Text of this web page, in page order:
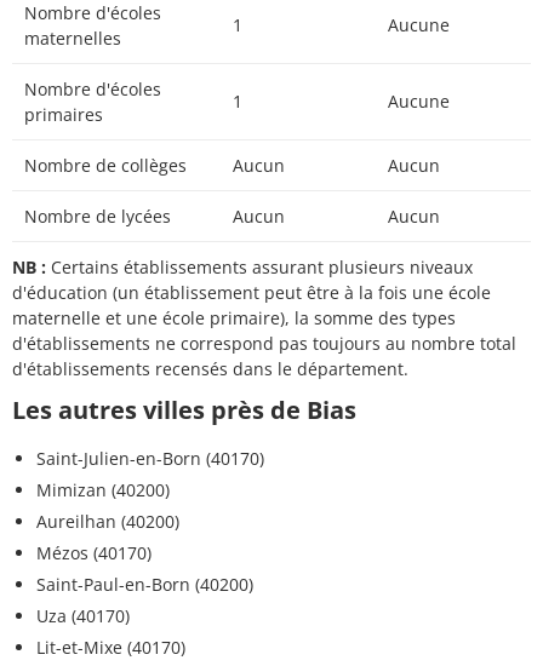
Nombre d'écoles
maternelles
1 Aucune
Nombre d'écoles
primaires
1 Aucune
Nombre de collèges Aucun Aucun
Nombre de lycées Aucun Aucun
NB : Certains établissements assurant plusieurs niveaux
d'éducation (un établissement peut être à la fois une école
maternelle et une école primaire), la somme des types
d'établissements ne correspond pas toujours au nombre total
d'établissements recensés dans le département.
Les autres villes près de Bias
Saint-Julien-en-Born (40170)
Mimizan (40200)
Aureilhan (40200)
Mézos (40170)
Saint-Paul-en-Born (40200)
Uza (40170)
Lit-et-Mixe (40170)